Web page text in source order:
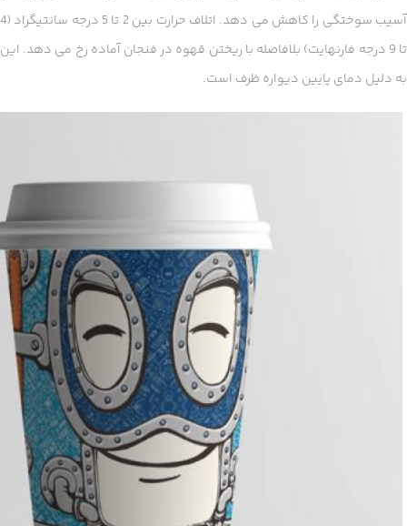
آسیب سوختگی را کاهش می دهد. اتلاف حرارت بین 2 تا 5 درجه سانتیگراد (4
تا 9 درجه فارنهایت) بلافاصله با ریختن قهوه در فنجان آماده رخ می دهد. این
به دلیل دمای پایین دیواره ظرف است.